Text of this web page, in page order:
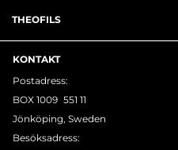
THEOFILS
KONTAKT
Postadress:
BOX 1009 551 11
Jönköping, Sweden
Besöksadress: